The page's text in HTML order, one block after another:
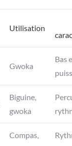
Utilisation
Gwoka
Bas
Biguine,
gwoka
Compas,